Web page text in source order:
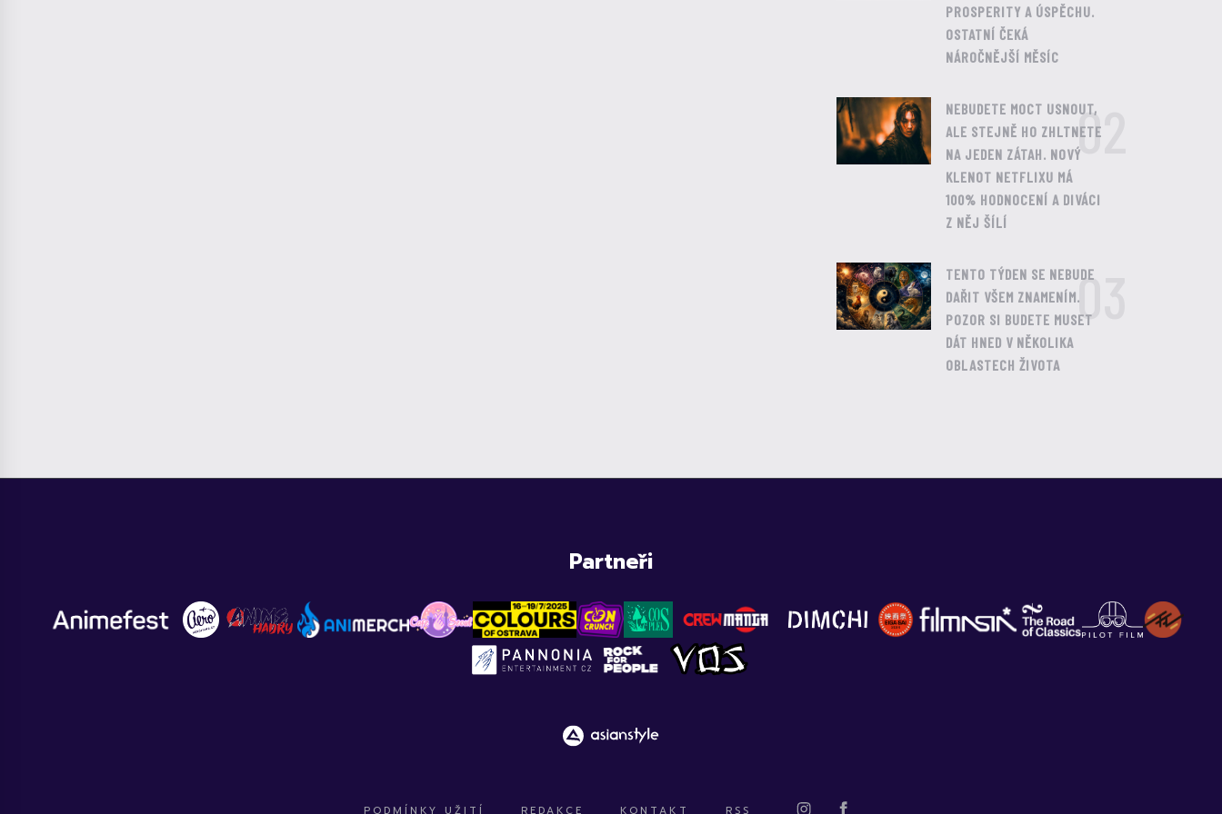
PROSPERITY A ÚSPĚCHU.
OSTATNÍ ČEKÁ
NÁROČNĚJŠÍ MĚSÍC
NEBUDETE MOCT USNOUT,
ALE STEJNĚ HO ZHLTNETE
NA JEDEN ZÁTAH. NOVÝ
KLENOT NETFLIXU MÁ
100% HODNOCENÍ A DIVÁCI
Z NĚJ ŠÍLÍ
02
TENTO TÝDEN SE NEBUDE
DAŘIT VŠEM ZNAMENÍM.
POZOR SI BUDETE MUSET
DÁT HNED V NĚKOLIKA
OBLASTECH ŽIVOTA
03
Partneři